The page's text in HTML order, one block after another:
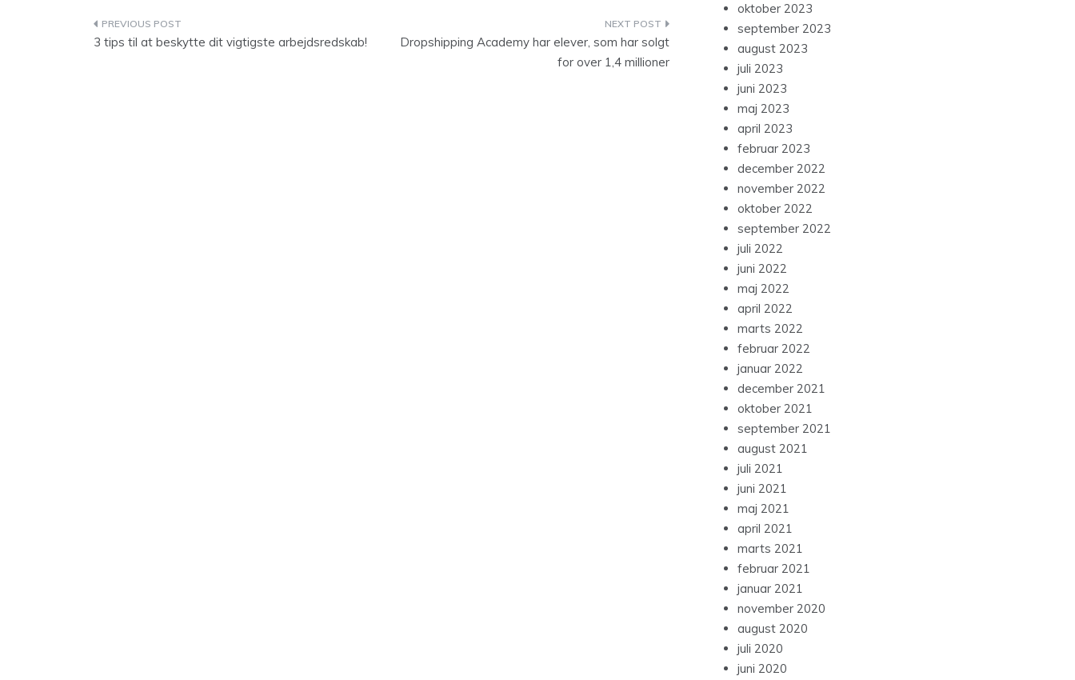
Indlægsnavigation
3 tips til at beskytte dit vigtigste arbejdsredskab!
Dropshipping Academy har elever, som har solgt
for over 1,4 millioner
oktober 2023
september 2023
august 2023
juli 2023
juni 2023
maj 2023
april 2023
februar 2023
december 2022
november 2022
oktober 2022
september 2022
juli 2022
juni 2022
maj 2022
april 2022
marts 2022
februar 2022
januar 2022
december 2021
oktober 2021
september 2021
august 2021
juli 2021
juni 2021
maj 2021
april 2021
marts 2021
februar 2021
januar 2021
november 2020
august 2020
juli 2020
juni 2020